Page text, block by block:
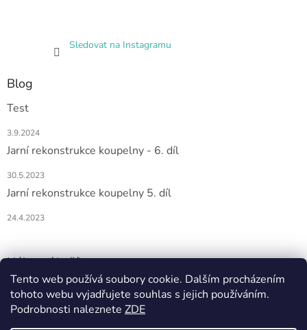
Tento web používá soubory cookie. Dalším procházením
tohoto webu vyjadřujete souhlas s jejich používáním.
Podrobnosti naleznete ZDE
Sledovat na Instagramu
Blog
Test
3.9.2024
Jarní rekonstrukce koupelny - 6. díl
30.5.2023
Jarní rekonstrukce koupelny 5. díl
24.4.2023
Nákupní košík
0KS /0 KČ